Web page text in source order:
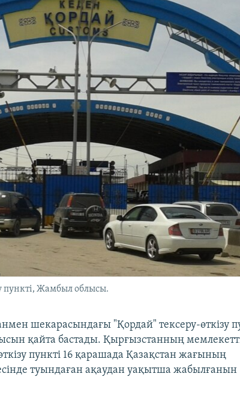
пункті, Жамбыл облысы.
шекарасындағы "Қордай" тексеру-өткізу
қайта бастады. Қырғызстанның
пункті 16 қарашада Қазақстан жағының
туындаған ақаудан уақытша жабылғанын